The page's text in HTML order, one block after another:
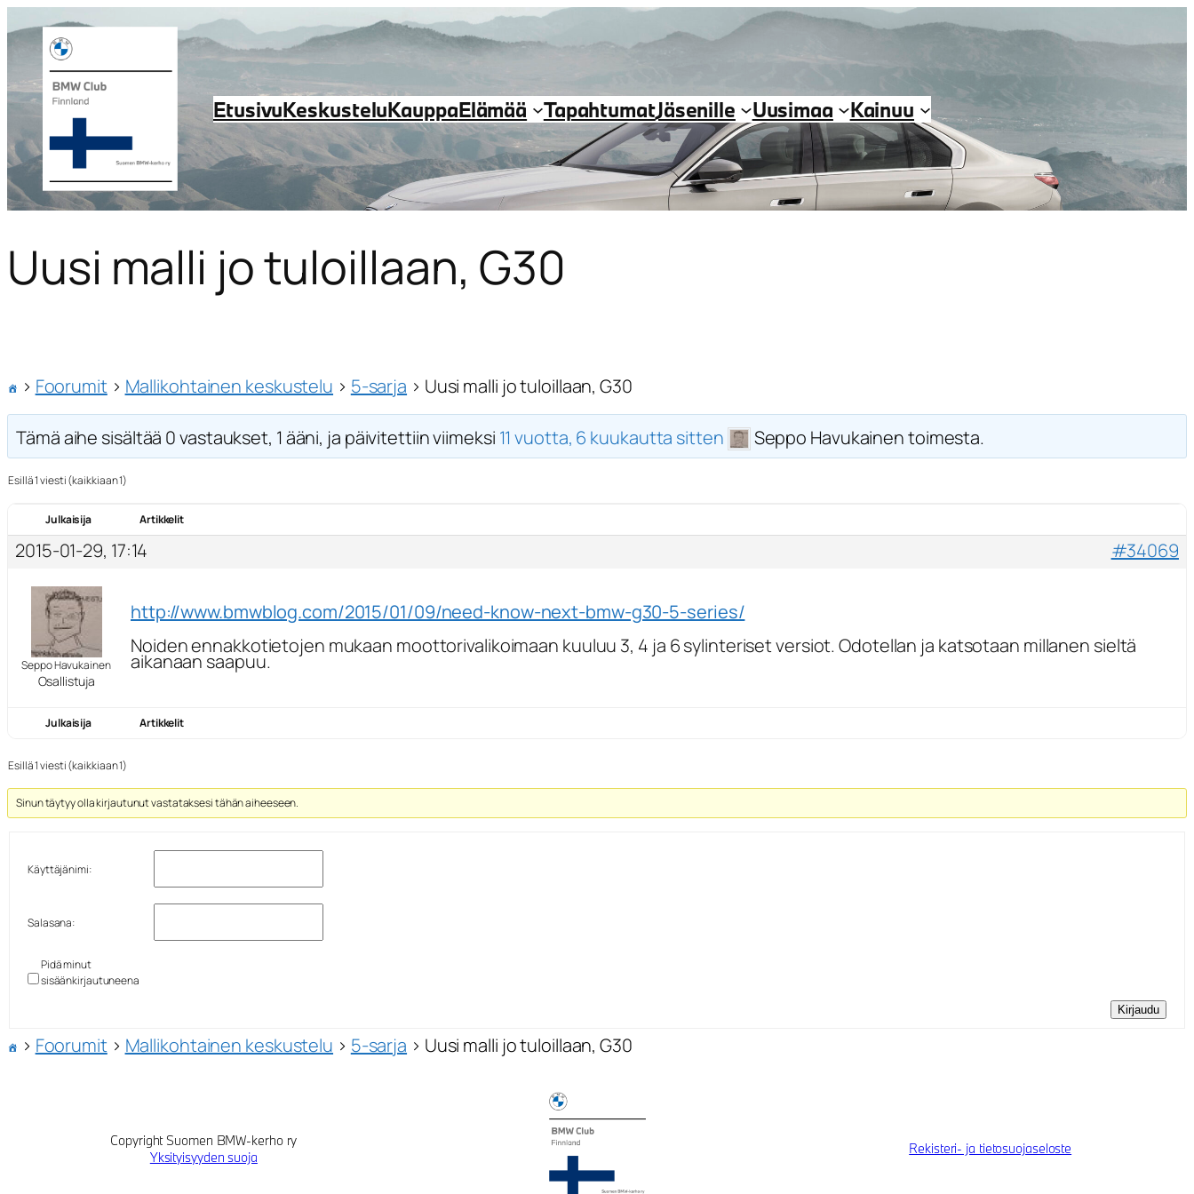
EtusivuKeskusteluKauppaElämää TapahtumatJäsenille Uusimaa Kainuu
Uusi malli jo tuloillaan, G30
› Foorumit › Mallikohtainen keskustelu › 5-sarja › Uusi malli jo tuloillaan, G30
Tämä aihe sisältää 0 vastaukset, 1 ääni, ja päivitettiin viimeksi 11 vuotta, 6 kuukautta sitten Seppo Havukainen toimesta.
Esillä 1 viesti (kaikkiaan 1)
Julkaisija Artikkelit
2015-01-29, 17:14 #34069
Seppo Havukainen
Osallistuja
http://www.bmwblog.com/2015/01/09/need-know-next-bmw-g30-5-series/
Noiden ennakkotietojen mukaan moottorivalikoimaan kuuluu 3, 4 ja 6 sylinteriset versiot. Odotellan ja katsotaan millanen sieltä
aikanaan saapuu.
Julkaisija Artikkelit
Esillä 1 viesti (kaikkiaan 1)
Sinun täytyy olla kirjautunut vastataksesi tähän aiheeseen.
Käyttäjänimi:
Salasana:
Pidä minut
sisäänkirjautuneena
Kirjaudu
› Foorumit › Mallikohtainen keskustelu › 5-sarja › Uusi malli jo tuloillaan, G30
Copyright Suomen BMW-kerho ry
Yksityisyyden suoja
Rekisteri- ja tietosuojaseloste